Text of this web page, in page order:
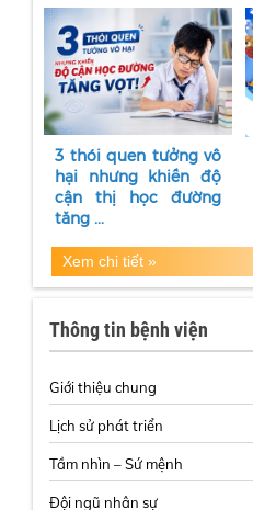
3 thói quen tưởng vô
hại nhưng khiến độ
cận thị học đường
tăng ...
Xem chi tiết »
Thông tin bệnh viện
Giới thiệu chung
Lịch sử phát triển
Tầm nhìn – Sứ mệnh
Đội ngũ nhân sự